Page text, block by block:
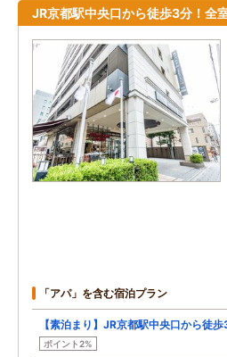
JR京都駅中央口から徒歩3分！全
「アパ」を含む宿泊プラン
【素泊まり】JR京都駅中央口から徒
ポイント2%